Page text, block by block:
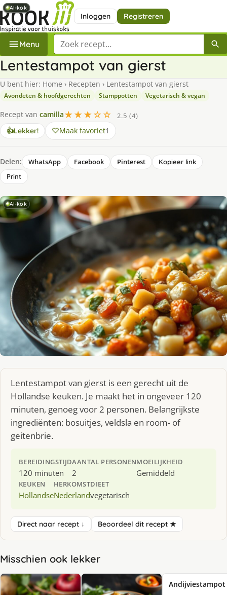
Inloggen Registreren
Menu Zoek een recept
Lentestampot van gierst
U bent hier: Home › Recepten › Lentestampot van gierst
Avondeten & hoofdgerechten Stamppotten Vegetarisch & vegan
Recept van camilla★★★☆☆
2.5 (4)
👍Lekker! Maak favoriet1
Delen: WhatsApp Facebook Pinterest
Kopieer link
Print
AI-kok
Lentestampot van gierst is een gerecht uit de
Hollandse keuken. Je maakt het in ongeveer 120
minuten, genoeg voor 2 personen. Belangrijkste
ingrediënten: bosuitjes, veldsla en room- of
geitenbrie.
BEREIDINGSTIJD
120 minuten
AANTAL PERSONEN
2
MOEILIJKHEID
Gemiddeld
KEUKEN
Hollandse
HERKOMST
Nederland
DIEET
vegetarisch
Direct naar recept ↓ Beoordeel dit recept ★
Misschien ook lekker
AI-kok
AI-kok
Andijviestampot
AI-kok
AI-kok